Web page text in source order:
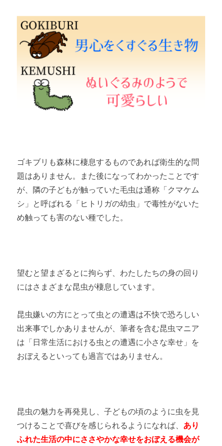
ゴキブリも森林に棲息するものであれば衛生的な問
題はありません。また後になってわかったことです
が、隣の子どもが触っていた毛虫は通称「クマケム
シ」と呼ばれる「ヒトリガの幼虫」で毒性がないた
め触っても害のない種でした。
望むと望まざるとに拘らず、わたしたちの身の回り
にはさまざまな昆虫が棲息しています。
昆虫嫌いの方にとって虫との遭遇は不快で恐ろしい
出来事でしかありませんが、筆者を含む昆虫マニア
は「日常生活における虫との遭遇に小さな幸せ」を
おぼえるといっても過言ではありません。
昆虫の魅力を再発見し、子どもの頃のように虫を見
つけることで喜びを感じられるようになれば、 あり
ふれた生活の中にささやかな幸せをおぼえる機会が